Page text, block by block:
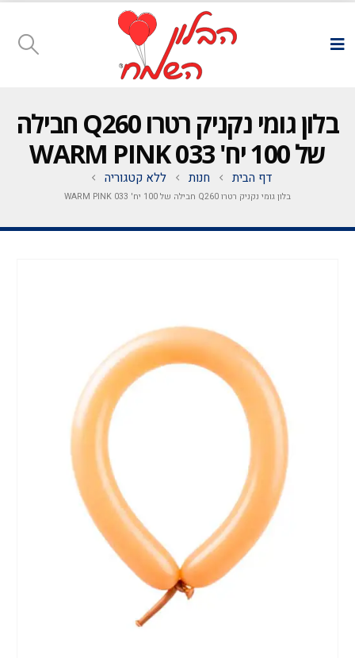
בלון גומי נקניק רטרו Q260 חבילה
של 100 יח' WARM PINK 033
דף הבית חנות ללא קטגוריה
בלון גומי נקניק רטרו Q260 חבילה של 100 יח' WARM PINK 033